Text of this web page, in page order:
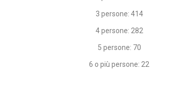
3 persone: 414
4 persone: 282
5 persone: 70
6 o più persone: 22